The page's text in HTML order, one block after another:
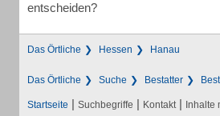
entscheiden?
Das Örtliche Hessen Hanau
Das Örtliche Suche Bestatter
Startseite | Suchbegriffe | Kontakt | Inhalte